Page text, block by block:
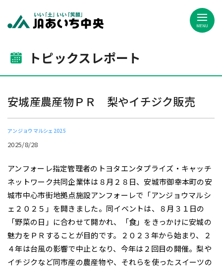
トピックスレポート
安城産農産物ＰＲ 梨やイチジク販売
アンジョウマルシェ2025
2025/8/28
アンフォーレ指定管理者のトヨタエンタプライズ・キャッチ
ネットワーク共同企業体は８月２８日、安城市御幸本町の安
城市中心市街地拠点施設アンフォーレで「アンジョウマルシ
ェ２０２５」を開きました。同イベントは、８月３１日の
「野菜の日」に合わせて開かれ、「食」をきっかけに安城の
魅力をＰＲすることが目的です。２０２３年から始まり、２
４年は台風の影響で中止となり、今年は２回目の開催。梨や
イチジクなど同市産の農産物や、それらを使ったスイーツの